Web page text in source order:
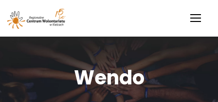
Wendo